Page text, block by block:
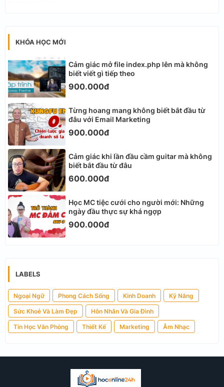
KHÓA HỌC MỚI
Cảm giác mở file index.php lên mà không
biết viết gì tiếp theo
900.000đ
Từng hoang mang không biết bắt đầu từ
đâu với Email Marketing
900.000đ
Cảm giác khi lần đầu cầm guitar mà không
biết bắt đầu từ đâu
600.000đ
Học MC tiệc cưới cho người mới: Những
ngày đầu thực sự khá ngợp
900.000đ
LABELS
Ngoại Ngữ Phong Cách Sống Kinh Doanh Kỹ Năng
Sức Khoẻ Và Làm Đẹp Hôn Nhân Và Gia Đình
Tin Học Văn Phòng Thiết Kế Marketing Âm Nhạc